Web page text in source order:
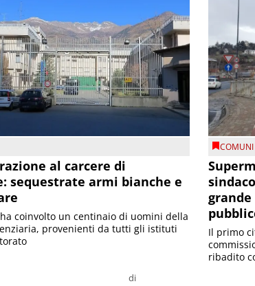
al carcere di
sequestrate armi bianche e
di
coinvolto un centinaio di uomini della
provenienti da tutti gli istituti
COMUNI
Il primo
ribadito